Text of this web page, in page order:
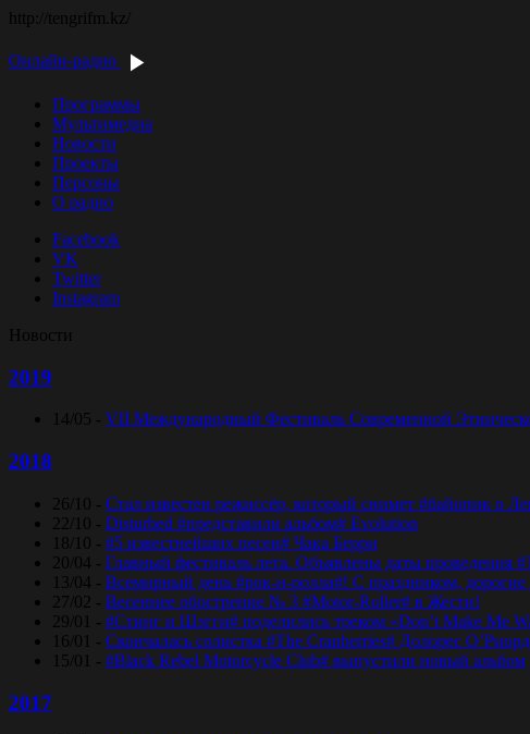
http://tengrifm.kz/
Онлайн-радио
Программы
Мультимедиа
Новости
Проекты
Персоны
О радио
Facebook
VK
Twitter
Instagram
Новости
2019
14/05 - VII Международный Фестиваль Современной
2018
26/10 - Стал известен режиссёр, который снимет #байопик о
22/10 - Disturbed #представили альбом# Evolution
18/10 - #5 известнейших песен# Чака Берри
20/04 - Главный фестиваль лета. Объявлены даты проведения
13/04 - Всемирный день #рок-н-ролла#! С праздником, дорогие
27/02 - Весеннее обострение № 3 #Motor-Roller# в Жести!
29/01 - #Стинг и Шэгги# поделились треком «Don’t Make Me
16/01 - Скончалась солистка #The Cranberries# Долорес
15/01 - #Black Rebel Motorcycle Club# выпустили новый альбом
2017